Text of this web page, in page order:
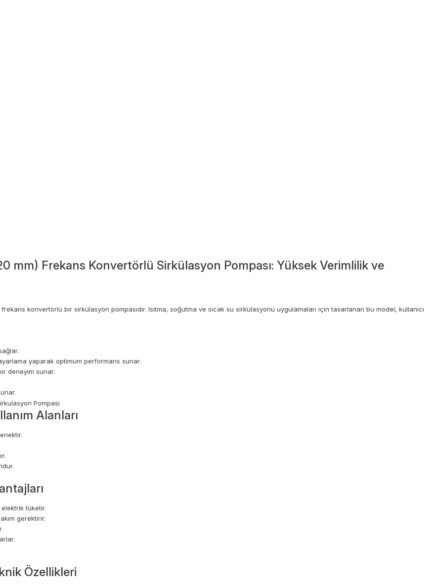
mm) Frekans Konvertörlü Sirkülasyon Pompası: Yüksek Verimlilik ve
konvertörlü bir sirkülasyon pompasıdır. Isıtma, soğutma ve sıcak su sirkülasyonu uygulamaları için tasarlanan bu model, kullanıcı
yaparak optimum performans sunar.
deneyim sunar.
Alanları
tüketir.
gerektirir.
Özellikleri